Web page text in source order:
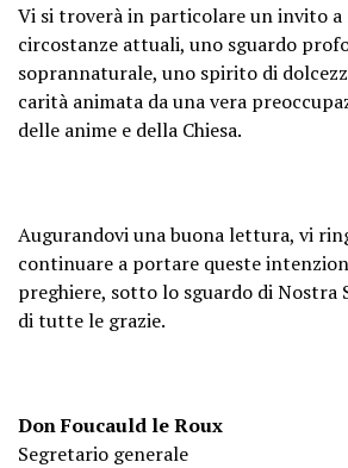
Vi si troverà in particolare un invito
circostanze attuali, uno sguardo
soprannaturale, uno spirito di
carità animata da una vera
delle anime e della Chiesa.
Augurandovi una buona lettura, vi
continuare a portare queste
preghiere, sotto lo sguardo di Nostra
di tutte le grazie.
Don Foucauld le Roux
Segretario generale